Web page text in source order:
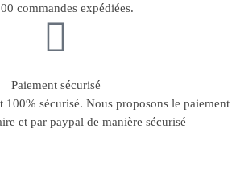
commandes expédiées.
Paiement sécurisé
100% sécurisé. Nous proposons le paiement
et par paypal de manière sécurisé